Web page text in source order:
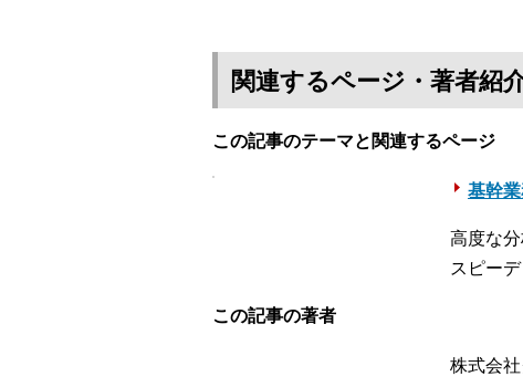
関連するページ・著者紹
この記事のテーマと関連するページ
基幹
高度な
スピー
この記事の著者
株式会